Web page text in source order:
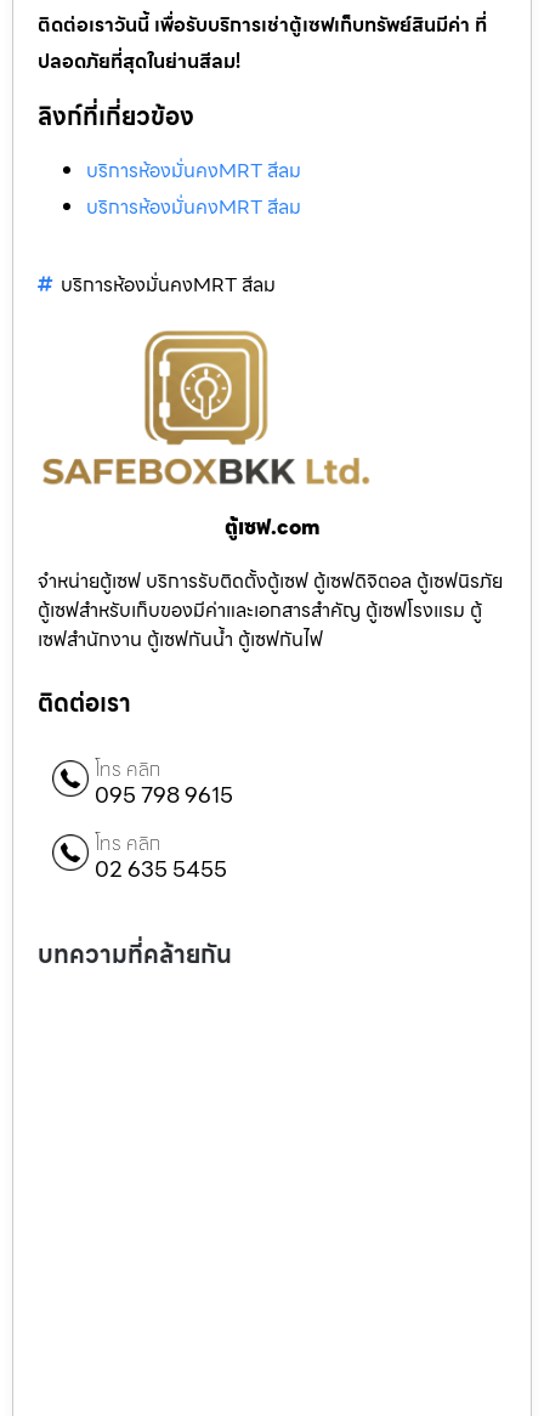
ติดต่อเราวันนี้ เพื่อรับบริการเช่าตู้เซฟเก็บทรัพย์สินมีค่า ที่
ปลอดภัยที่สุดในย่านสีลม!
ลิงก์ที่เกี่ยวข้อง
บริการห้องมั่นคงMRT สีลม
บริการห้องมั่นคงMRT สีลม
บริการห้องมั่นคงMRT สีลม
ตู้เซฟ.com
จำหน่ายตู้เซฟ บริการรับติดตั้งตู้เซฟ ตู้เซฟดิจิตอล ตู้เซฟนิรภัย
ตู้เซฟสำหรับเก็บของมีค่าและเอกสารสำคัญ ตู้เซฟโรงแรม ตู้
เซฟสำนักงาน ตู้เซฟกันน้ำ ตู้เซฟกันไฟ
ติดต่อเรา
โทร คลิก
095 798 9615
โทร คลิก
02 635 5455
บทความที่คล้ายกัน